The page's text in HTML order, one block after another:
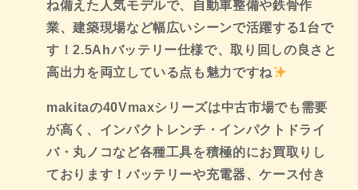
ね備えた人気モデルで、自動車整備や鉄骨作
業、建築現場など幅広いシーンで活躍する1台で
す！2.5Ahバッテリー仕様で、取り回しの良さと
高出力を両立している点も魅力ですね
makitaの40Vmaxシリーズは中古市場でも需要
が高く、インパクトレンチ・インパクトドライ
バ・丸ノコなど各種工具を積極的にお買取りし
ております！バッテリーや充電器、ケース付き